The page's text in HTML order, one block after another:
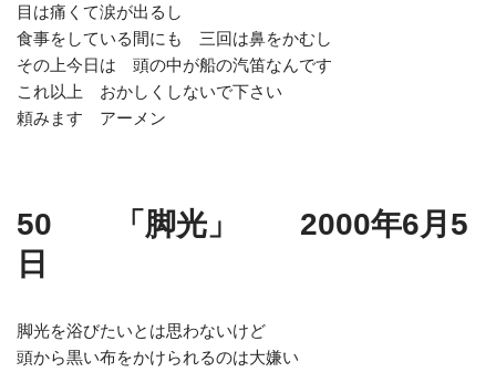
目は痛くて涙が出るし
食事をしている間にも 三回は鼻をかむし
その上今日は 頭の中が船の汽笛なんです
これ以上 おかしくしないで下さい
頼みます アーメン
50 「脚光」 2000年6月5
日
脚光を浴びたいとは思わないけど
頭から黒い布をかけられるのは大嫌い